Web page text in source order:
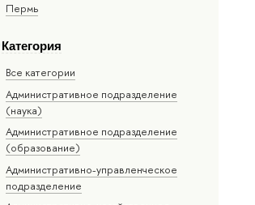
Пермь
Категория
Все категории
Административное подразделение
(наука)
Административное подразделение
(образование)
Административно-управленческое
подразделение